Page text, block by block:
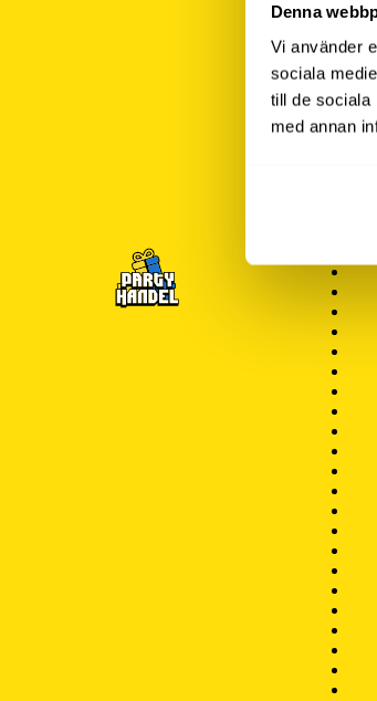
Denna
Vi använder
sociala
till de sociala
med annan